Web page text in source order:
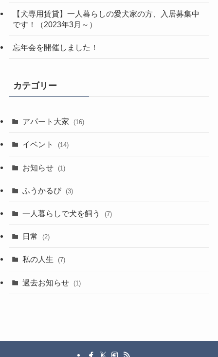
【犬専用賃貸】一人暮らしの愛犬家の方、入居募集中
です！（2023年3月～）
忘年会を開催しました！
カテゴリー
アパート大家 (16)
イベント (14)
お知らせ (1)
ふうかるび (3)
一人暮らしで犬を飼う (7)
日常 (2)
私の人生 (7)
過去お知らせ (1)